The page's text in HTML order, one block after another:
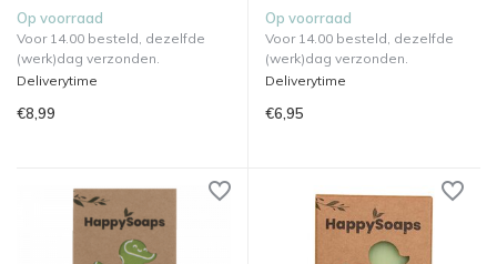
Op voorraad
Voor 14.00 besteld, dezelfde
(werk)dag verzonden.
Deliverytime
€8,99
Op voorraad
Voor 14.00 besteld, dezelfde
(werk)dag verzonden.
Deliverytime
€6,95